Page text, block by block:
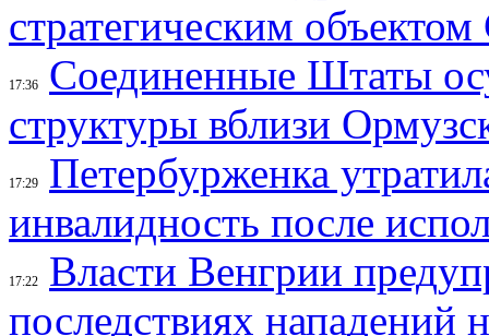
стратегическим
17:36
Соединенные Штаты
структуры вблизи
17:29
Петербурженка
инвалидность после
17:22
Власти Венгрии
последствиях нападений